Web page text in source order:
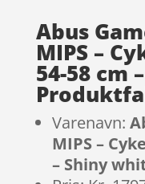
Abus
MIPS –
54-58 cm
Varenavn:
MIPS –
– Shiny